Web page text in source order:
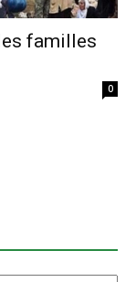
familles
0